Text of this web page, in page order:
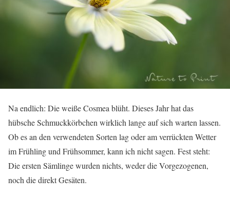
Na endlich: Die weiße Cosmea blüht. Dieses Jahr hat das
hübsche Schmuckkörbchen wirklich lange auf sich warten lassen.
Ob es an den verwendeten Sorten lag oder am verrückten Wetter
im Frühling und Frühsommer, kann ich nicht sagen. Fest steht:
Die ersten Sämlinge wurden nichts, weder die Vorgezogenen,
noch die direkt Gesäten.